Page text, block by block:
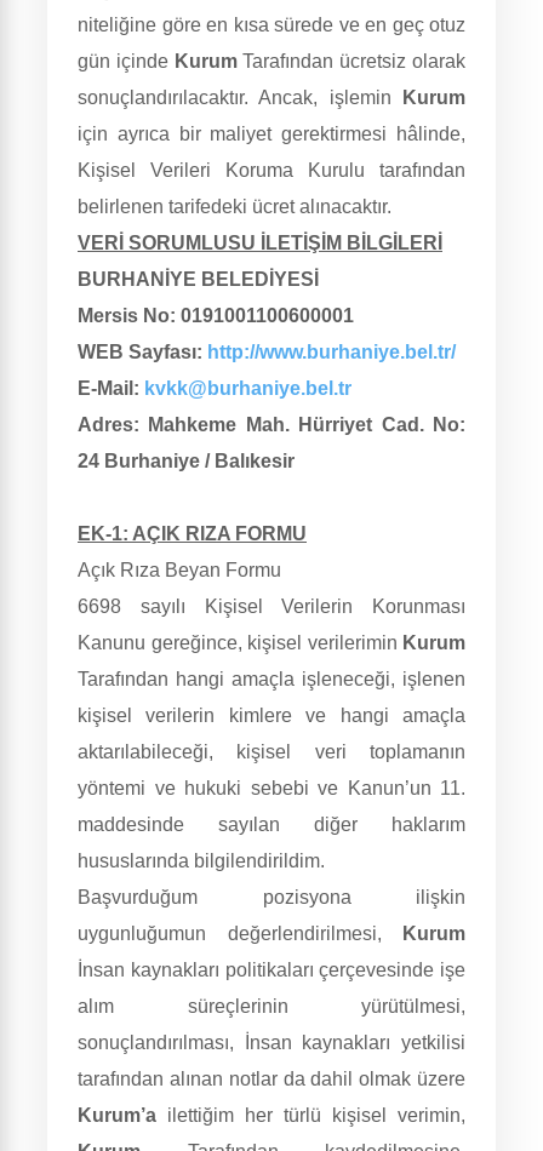
niteliğine göre en kısa sürede ve en geç otuz
gün içinde KurumTarafından ücretsiz olarak
sonuçlandırılacaktır. Ancak, işlemin
Kurum
için ayrıca bir maliyet gerektirmesi hâlinde,
Kişisel Verileri Koruma Kurulu tarafından
belirlenen tarifedeki ücret alınacaktır.
VERİ SORUMLUSU İLETİŞİM BİLGİLERİ
BURHANİYE BELEDİYESİ
Mersis No: 0191001100600001
WEB Sayfası: http://www.burhaniye.bel.tr/
E-Mail: kvkk@burhaniye.bel.tr
Adres: Mahkeme Mah. Hürriyet Cad. No:
24 Burhaniye / Balıkesir
EK-1: AÇIK RIZA FORMU
Açık Rıza Beyan Formu
6698 sayılı Kişisel Verilerin Korunması
Kanunu gereğince, kişisel verilerimin Kurum
Tarafından hangi amaçla işleneceği, işlenen
kişisel verilerin kimlere ve hangi amaçla
aktarılabileceği, kişisel veri toplamanın
yöntemi ve hukuki sebebi ve Kanun’un 11.
maddesinde sayılan diğer haklarım
hususlarında bilgilendirildim.
Başvurduğum pozisyona ilişkin
uygunluğumun değerlendirilmesi,
Kurum
İnsan kaynakları politikaları çerçevesinde işe
alım süreçlerinin yürütülmesi,
sonuçlandırılması, İnsan kaynakları yetkilisi
tarafından alınan notlar da dahil olmak üzere
Kurum’a ilettiğim her türlü kişisel verimin,